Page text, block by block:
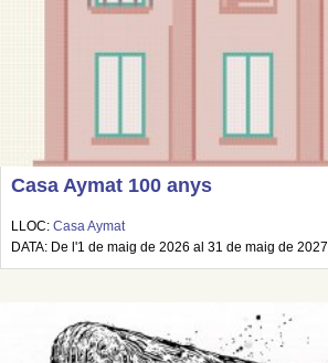
Casa Aymat 100 anys
LLOC: Casa Aymat
DATA: De l'1 de maig de 2026 al 31 de maig de 2027